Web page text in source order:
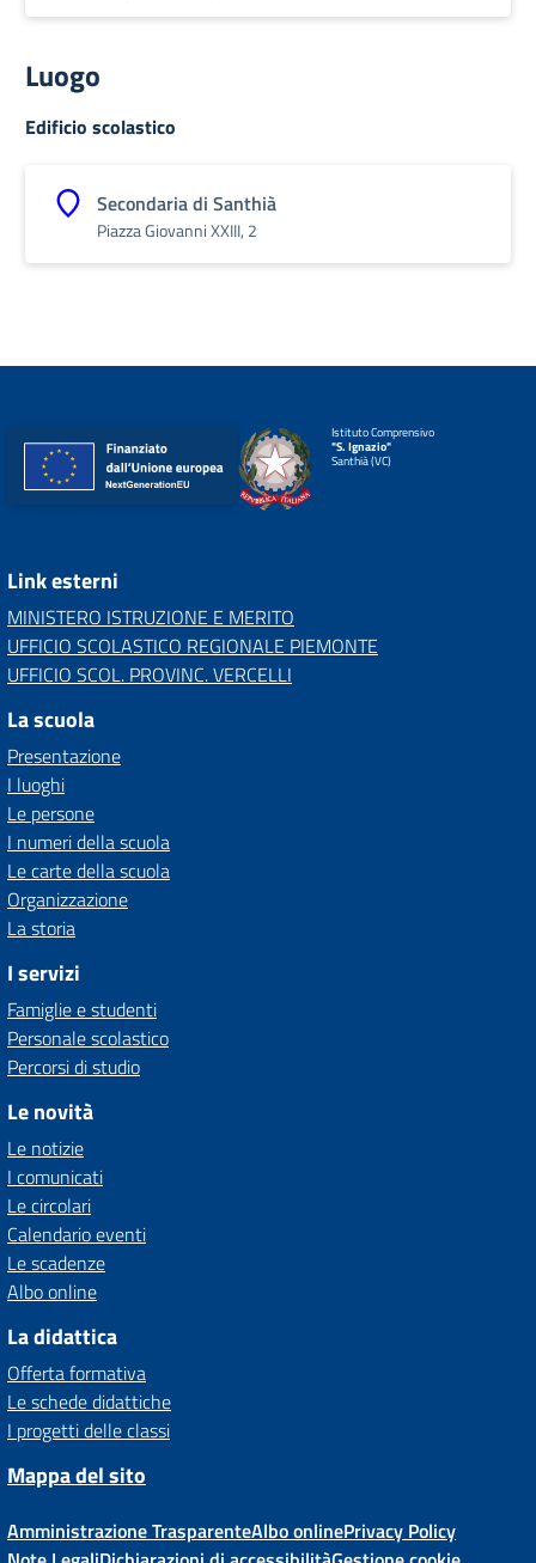
Luogo
Edificio scolastico
Secondaria di Santhià
Piazza Giovanni XXIII, 2
Istituto Comprensivo
"S. Ignazio"
Santhià (VC)
Link esterni
MINISTERO ISTRUZIONE E MERITO
UFFICIO SCOLASTICO REGIONALE PIEMONTE
UFFICIO SCOL. PROVINC. VERCELLI
La scuola
Presentazione
I luoghi
Le persone
I numeri della scuola
Le carte della scuola
Organizzazione
La storia
I servizi
Famiglie e studenti
Personale scolastico
Percorsi di studio
Le novità
Le notizie
I comunicati
Le circolari
Calendario eventi
Le scadenze
Albo online
La didattica
Offerta formativa
Le schede didattiche
I progetti delle classi
Mappa del sito
Amministrazione TrasparenteAlbo onlinePrivacy Policy